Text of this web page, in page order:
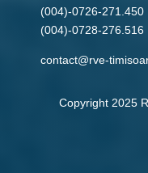
(004)-0726-271.450
(004)-0728-276.516
contact@rve-
Copyright 2025